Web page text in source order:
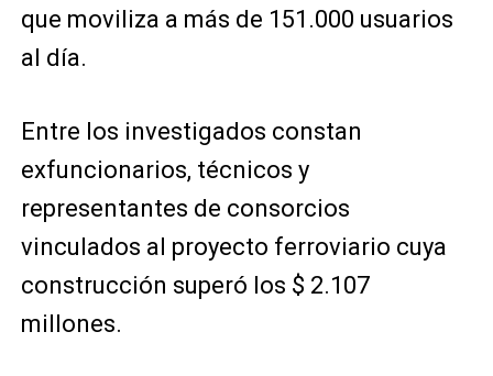
que moviliza a más de 151.000 usuarios
al día.
Entre los investigados constan
exfuncionarios, técnicos y
representantes de consorcios
vinculados al proyecto ferroviario cuya
construcción superó los $ 2.107
millones.